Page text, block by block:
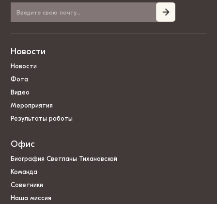
Новости
Новости
Фота
Видео
Мероприятия
Результаты работы
Офис
Биография Светланы Тихановской
Команда
Советники
Наша миссия